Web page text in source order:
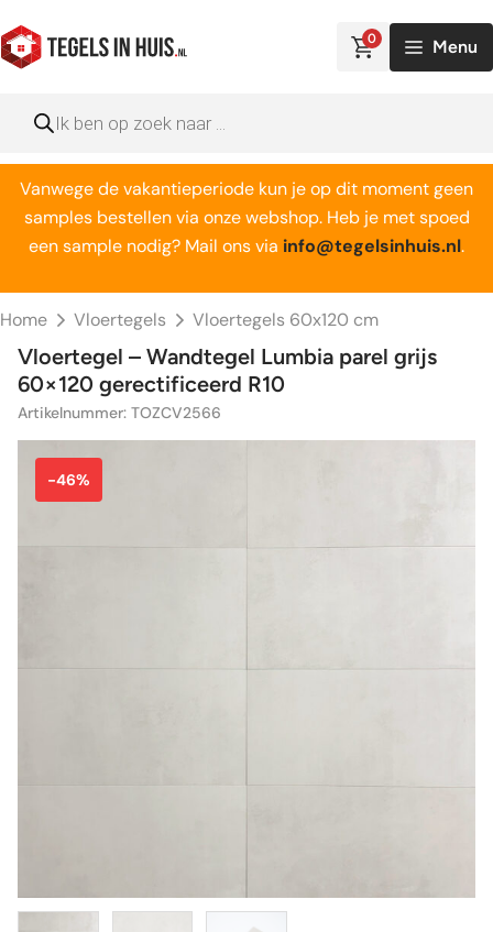
naar
de
0 Menu
zoeken
Vanwege de vakantieperiode kun je op dit moment geen
samples bestellen via onze webshop. Heb je met spoed
een sample nodig? Mail ons via info@tegelsinhuis.nl.
Home Vloertegels Vloertegels 60x120 cm
Vloertegel – Wandtegel Lumbia parel grijs
60×120 gerectificeerd R10
Artikelnummer: TOZCV2566
-46%